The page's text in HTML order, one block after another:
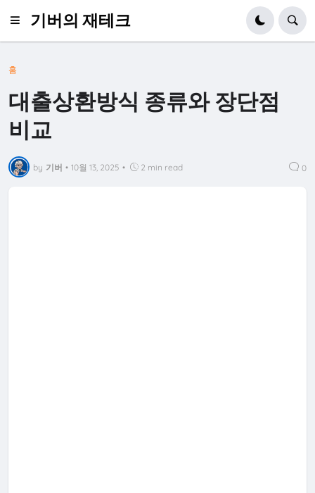
기버의 재테크
홈
대출상환방식 종류와 장단점
비교
by 기버 • 10월 13, 2025 • 2 min read 0